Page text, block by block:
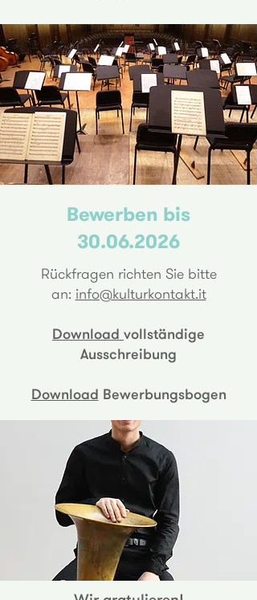
Bewerben bis
30.06.2026
Rückfragen richten Sie bitte
an: info@kulturkontakt.it
Download vollständige
Ausschreibung
Download Bewerbungsbogen